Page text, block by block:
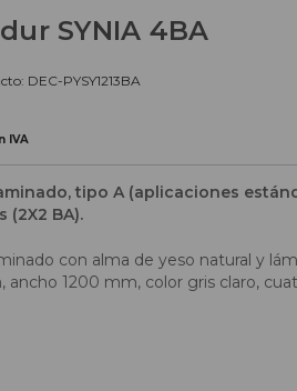
SYNIA 4BA
DEC-PYSY1213BA
IVA
tipo A (aplicaciones
(2X2 BA).
con alma de yeso natural y
ancho 1200 mm, color gris claro,